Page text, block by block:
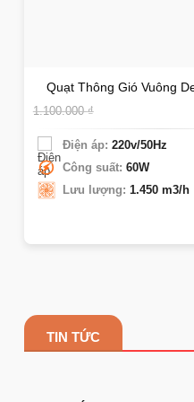
Quạt Thông Gió Vuông
1.100.000₫
Điện áp: 220v/50Hz
Công suất: 60W
Lưu lượng: 1.450 m3/h
TIN TỨC